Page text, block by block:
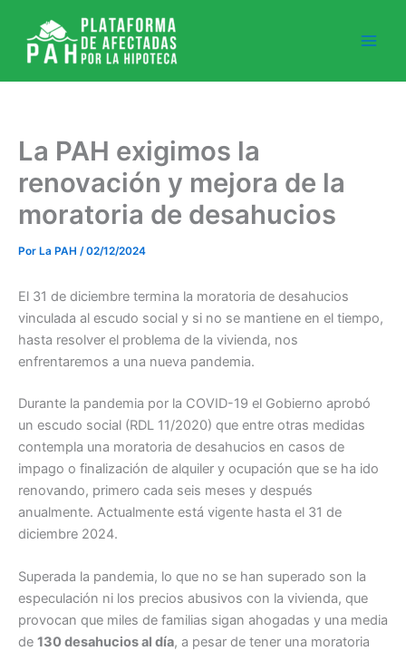
contenido
La PAH exigimos la
renovación y mejora de la
moratoria de desahucios
Por La PAH /02/12/2024
El 31 de diciembre termina la moratoria de desahucios
vinculada al escudo social y si no se mantiene en el tiempo,
hasta resolver el problema de la vivienda, nos
enfrentaremos a una nueva pandemia.
Durante la pandemia por la COVID-19 el Gobierno aprobó
un escudo social (RDL 11/2020) que entre otras medidas
contempla una moratoria de desahucios en casos de
impago o finalización de alquiler y ocupación que se ha ido
renovando, primero cada seis meses y después
anualmente. Actualmente está vigente hasta el 31 de
diciembre 2024.
Superada la pandemia, lo que no se han superado son la
especulación ni los precios abusivos con la vivienda, que
provocan que miles de familias sigan ahogadas y una media
de 130 desahucios al día, a pesar de tener una moratoria